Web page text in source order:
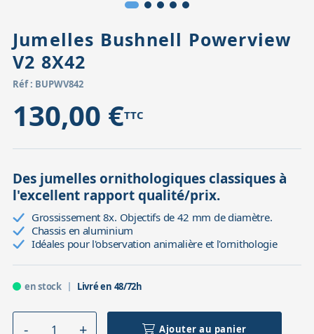
Jumelles Bushnell Powerview
V2 8X42
Réf : BUPWV842
130,00 €TTC
Des jumelles ornithologiques classiques à
l'excellent rapport qualité/prix.
Grossissement 8x. Objectifs de 42 mm de diamètre.
Chassis en aluminium
Idéales pour l'observation animalière et l'ornithologie
en stock Livré en 48/72h
Ajouter au panier